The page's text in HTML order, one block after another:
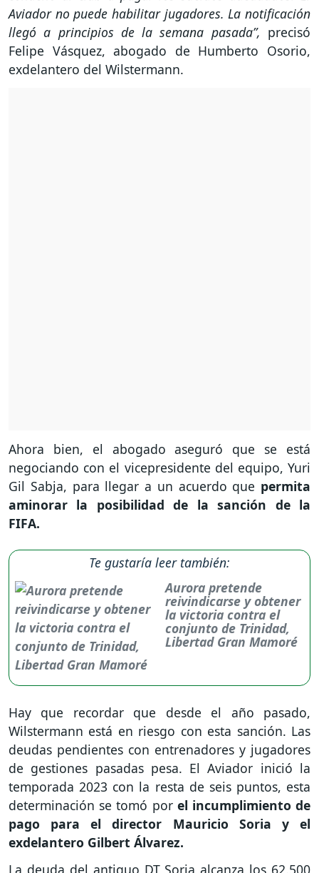
Aviador no puede habilitar jugadores. La notificación
llegó a principios de la semana pasada”, precisó
Felipe Vásquez, abogado de Humberto Osorio,
exdelantero del Wilstermann.
Ahora bien, el abogado aseguró que se está
negociando con el vicepresidente del equipo, Yuri
Gil Sabja, para llegar a un acuerdo que permita
aminorar la posibilidad de la sanción de la
FIFA.
Te gustaría leer también:
Aurora pretende
reivindicarse y obtener
la victoria contra el
conjunto de Trinidad,
Libertad Gran Mamoré
Hay que recordar que desde el año pasado,
Wilstermann está en riesgo con esta sanción. Las
deudas pendientes con entrenadores y jugadores
de gestiones pasadas pesa. El Aviador inició la
temporada 2023 con la resta de seis puntos, esta
determinación se tomó por el incumplimiento de
pago para el director Mauricio Soria y el
exdelantero Gilbert Álvarez.